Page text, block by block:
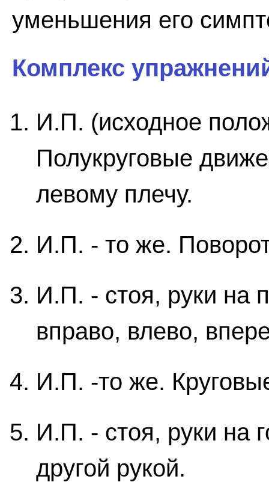
уменьшения его
Комплекс
И.П. (исходное
Полукруговые
левому плечу.
И.П. - то же.
И.П. - стоя, руки на
вправо, влево,
И.П. -то же.
И.П. - стоя, руки на
другой рукой.